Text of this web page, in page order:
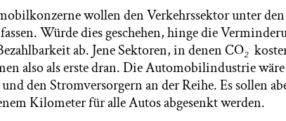
wollen den Verkehrssektor unter den
Würde dies geschehen, hinge die
ab. Jene Sektoren, in denen CO₂
also als erste dran. Die Automobilindustrie
den Stromversorgern an der Reihe. Es sollen
Kilometer für alle Autos abgesenkt werden.